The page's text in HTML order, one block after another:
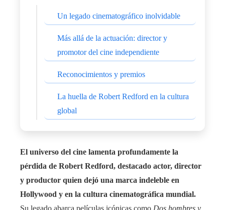
Un legado cinematográfico inolvidable
Más allá de la actuación: director y
promotor del cine independiente
Reconocimientos y premios
La huella de Robert Redford en la cultura
global
El universo del cine lamenta profundamente la
pérdida de Robert Redford, destacado actor, director
y productor quien dejó una marca indeleble en
Hollywood y en la cultura cinematográfica mundial.